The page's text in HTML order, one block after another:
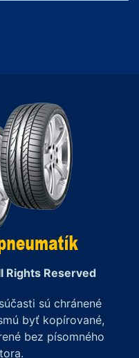
Reserved
sú chránené
byť kopírované,
bez písomného